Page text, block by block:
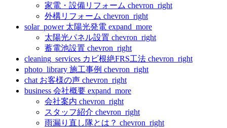
家電・設備リフォーム chevron_right
外構リフォーム chevron_right
solar_power 太陽光発電 expand_more
太陽光パネル設置 chevron_right
蓄電池設置 chevron_right
cleaning_services カビ根絶FRS工法 chevron_right
photo_library 施工事例 chevron_right
chat お客様の声 chevron_right
business 会社概要 expand_more
会社案内 chevron_right
スタッフ紹介 chevron_right
雨漏り直し隊とは？ chevron_right